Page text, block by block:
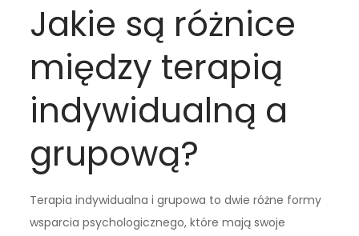
Jakie są różnice
między terapią
indywidualną a
grupową?
Terapia indywidualna i grupowa to dwie różne formy
wsparcia psychologicznego, które mają swoje